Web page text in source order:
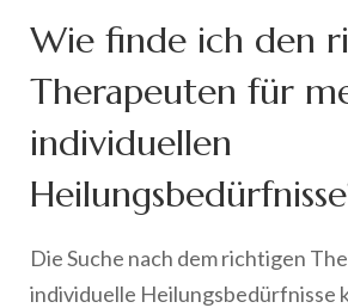
Wie finde ich den
Therapeuten für
individuellen
Die Suche nach dem richtigen
individuelle Heilungsbedürfnisse